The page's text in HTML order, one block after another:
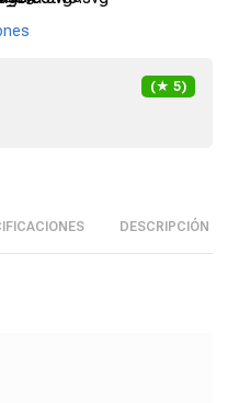
(★ 5)
DESCRIPCIÓN